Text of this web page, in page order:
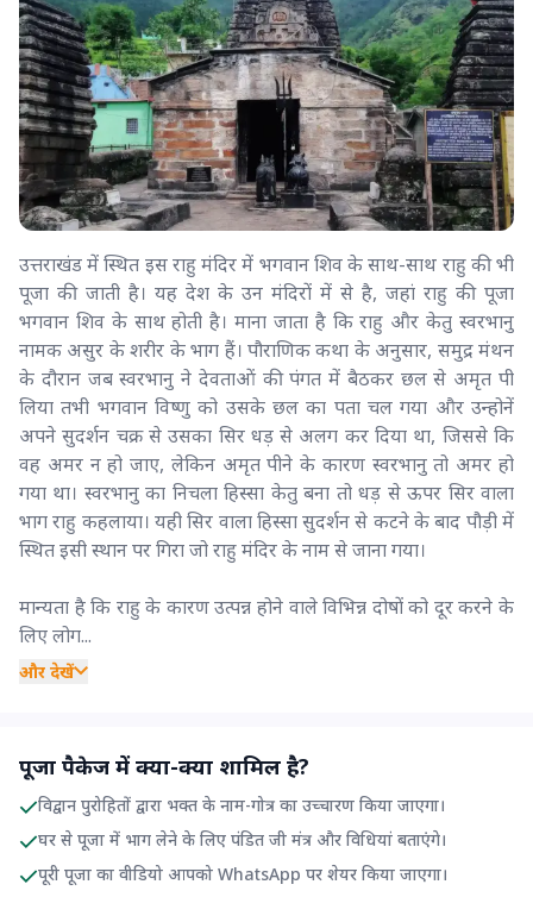
उत्तराखंड में स्थित इस राहु मंदिर में भगवान शिव के साथ-साथ राहु की भी
पूजा की जाती है। यह देश के उन मंदिरों में से है, जहां राहु की पूजा
भगवान श‍िव के साथ होती है। माना जाता है कि राहु और केतु स्वरभानु
नामक असुर के शरीर के भाग हैं। पौराणिक कथा के अनुसार, समुद्र मंथन
के दौरान जब स्वरभानु ने देवताओं की पंगत में बैठकर छल से अमृत पी
लिया तभी भगवान विष्णु को उसके छल का पता चल गया और उन्होनें
अपने सुदर्शन चक्र से उसका सिर धड़ से अलग कर दिया था, जिससे कि
वह अमर न हो जाए, लेक‍िन अमृत पीने के कारण स्वरभानु तो अमर हो
गया था। स्वरभानु का न‍ि‍चला ह‍िस्‍सा केतु बना तो धड़ से ऊपर स‍िर वाला
भाग राहु कहलाया। यही स‍िर वाला हिस्सा सुदर्शन से कटने के बाद पौड़ी में
स्‍थ‍ित इसी स्थान पर गिरा जो राहु मंदि‍र के नाम से जाना गया।
मान्यता है कि राहु के कारण उत्पन्न होने वाले विभिन्न दोषों को दूर करने के
लिए लोग...
और देखें
पूजा पैकेज में क्या-क्या शामिल है?
विद्वान पुरोहितों द्वारा भक्त के नाम-गोत्र का उच्चारण किया जाएगा।
घर से पूजा में भाग लेने के लिए पंडित जी मंत्र और विधियां बताएंगे।
पूरी पूजा का वीडियो आपको WhatsApp पर शेयर किया जाएगा।